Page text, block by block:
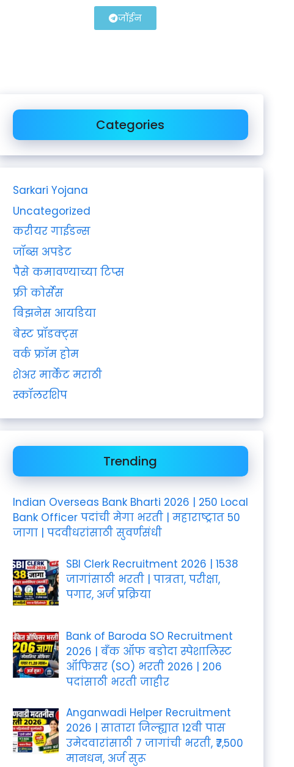
जॉईन
Categories
Sarkari Yojana
Uncategorized
करीयर गाईडन्स
जॉब्स अपडेट
पैसे कमावण्याच्या टिप्स
फ्री कोर्सेस
बिझनेस आयडिया
बेस्ट प्रॉडक्ट्स
वर्क फ्रॉम होम
शेअर मार्केट मराठी
स्कॉलरशिप
Trending
Indian Overseas Bank Bharti 2026 | 250 Local
Bank Officer पदांची मेगा भरती | महाराष्ट्रात 50
जागा | पदवीधरांसाठी सुवर्णसंधी
SBI Clerk Recruitment 2026 | 1538
जागांसाठी भरती | पात्रता, परीक्षा,
पगार, अर्ज प्रक्रिया
Bank of Baroda SO Recruitment
2026 | बँक ऑफ बडोदा स्पेशालिस्ट
ऑफिसर (SO) भरती 2026 | 206
पदांसाठी भरती जाहीर
Anganwadi Helper Recruitment
2026 | सातारा जिल्ह्यात 12वी पास
उमेदवारांसाठी 7 जागांची भरती, ₹7,500
मानधन, अर्ज सुरू